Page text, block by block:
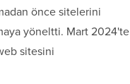
önce sitelerini
yöneltti. Mart 2024'te
sitesini